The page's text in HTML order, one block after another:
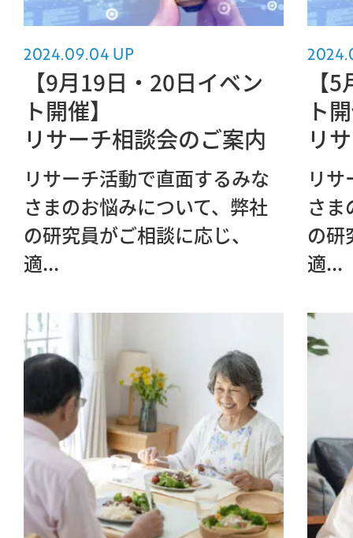
2024.09.04 UP
【9月19日・20日イベン
ト開催】
リサーチ相談会のご案内
リサーチ活動で直面するみな
さまのお悩みについて、弊社
の研究員がご相談に応じ、
適...
【
ト
リ
リ
さま
の研
適...